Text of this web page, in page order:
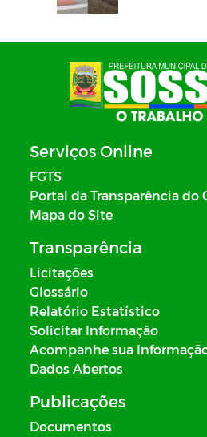
Serviços Online
FGTS
Portal da Transparência do
Mapa do Site
Transparência
Licitações
Glossário
Relatório Estatístico
Solicitar Informação
Acompanhe sua
Dados Abertos
Publicações
Documentos